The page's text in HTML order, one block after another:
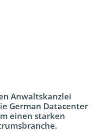
Anwaltskanzlei
German Datacenter
einen starken